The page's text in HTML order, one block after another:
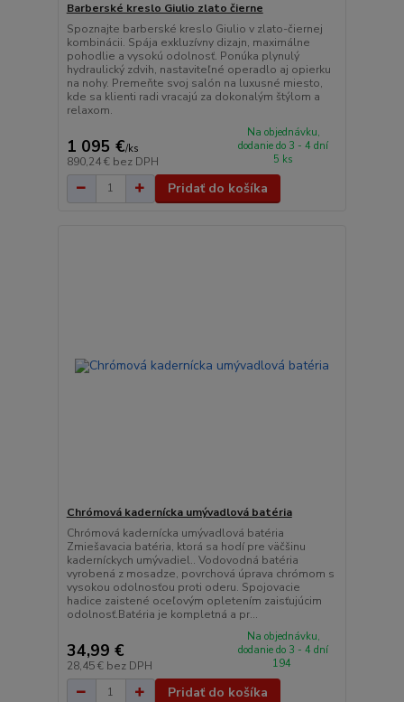
Barberské kreslo Giulio zlato čierne
Spoznajte barberské kreslo Giulio v zlato-čiernej
kombinácii. Spája exkluzívny dizajn, maximálne
pohodlie a vysokú odolnosť. Ponúka plynulý
hydraulický zdvih, nastaviteľné operadlo aj opierku
na nohy. Premeňte svoj salón na luxusné miesto,
kde sa klienti radi vracajú za dokonalým štýlom a
relaxom.
1 095 €/ks
890,24 € bez DPH
Na objednávku,
dodanie do 3 - 4 dní
5 ks
Pridať do košíka
Chrómová kadernícka umývadlová batéria
Chrómová kadernícka umývadlová batéria
Zmiešavacia batéria, ktorá sa hodí pre väčšinu
kaderníckych umývadiel.. Vodovodná batéria
vyrobená z mosadze, povrchová úprava chrómom s
vysokou odolnosťou proti oderu. Spojovacie
hadice zaistené oceľovým opletením zaisťujúcim
odolnosť.Batéria je kompletná a pr...
34,99 €
28,45 € bez DPH
Na objednávku,
dodanie do 3 - 4 dní
194
Pridať do košíka